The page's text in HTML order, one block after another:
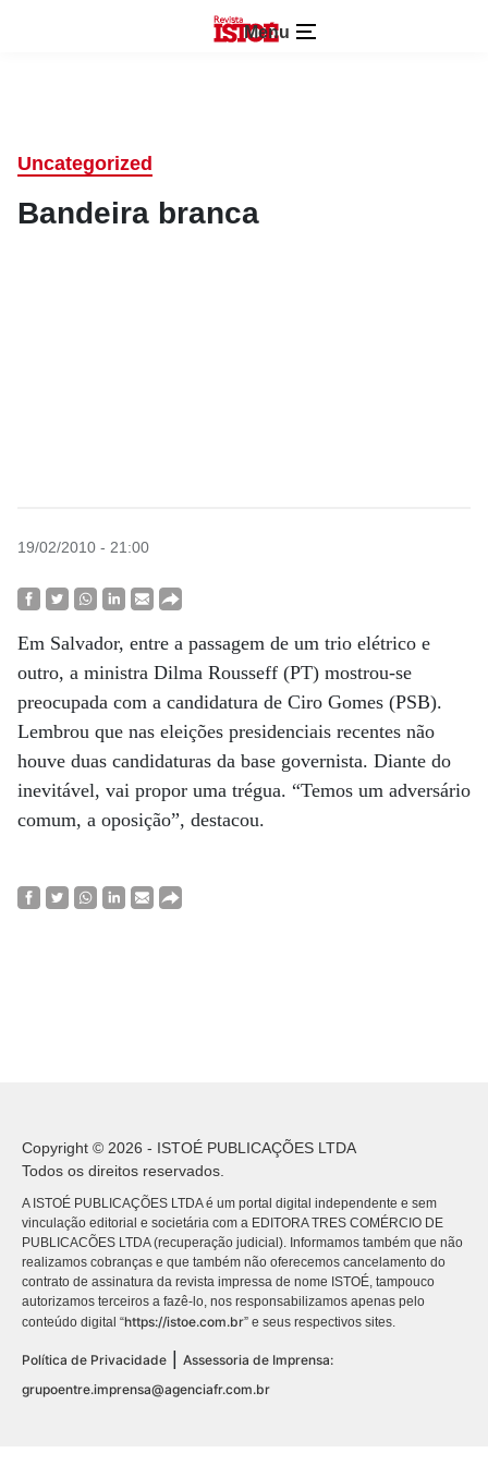
Menu
Uncategorized
Bandeira branca
19/02/2010 - 21:00
Em Salvador, entre a passagem de um trio elétrico e
outro, a ministra Dilma Rousseff (PT) mostrou-se
preocupada com a candidatura de Ciro Gomes (PSB).
Lembrou que nas eleições presidenciais recentes não
houve duas candidaturas da base governista. Diante do
inevitável, vai propor uma trégua. “Temos um adversário
comum, a oposição”, destacou.
Copyright © 2026 - ISTOÉ PUBLICAÇÕES LTDA
Todos os direitos reservados.
A ISTOÉ PUBLICAÇÕES LTDA é um portal digital independente e sem
vinculação editorial e societária com a EDITORA TRES COMÉRCIO DE
PUBLICACÕES LTDA (recuperação judicial). Informamos também que não
realizamos cobranças e que também não oferecemos cancelamento do
contrato de assinatura da revista impressa de nome ISTOÉ, tampouco
autorizamos terceiros a fazê-lo, nos responsabilizamos apenas pelo
conteúdo digital “https://istoe.com.br” e seus respectivos sites.
Política de Privacidade
Assessoria de Imprensa:
grupoentre.imprensa@agenciafr.com.br